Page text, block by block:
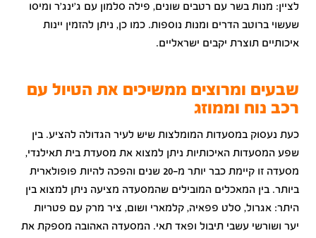
לציין: מנות בשר עם רטבים שונים, פילה סלמון עם ג'ינג'ר ומיסו
שעשוי ברוטב הדרים ומנות נוספות. כמו כן, ניתן להזמין יינות
איכותיים תוצרת יקבים ישראליים.
שבעים ומרוצים ממשיכים את הטיול עם
רכב נוח וממוזג
כעת נעסוק במסעדות המומלצות שיש לעיר הגדולה להציע. בין
שפע המסעדות האיכותיות ניתן למצוא את מסעדת בית תאילנדי,
מסעדה זו קיימת כבר יותר מ-20 שנים והפכה להיות פופולארית
ביותר. בין המאכלים המובילים שהמסעדה מציעה ניתן למצוא בין
היתר: אגרול, סלט פפאיה, קלמארי ושום, ציר מרק עם פטריות
יער ושורשי עשבי תיבול ופאד תאי. המסעדה האהובה מספקת את